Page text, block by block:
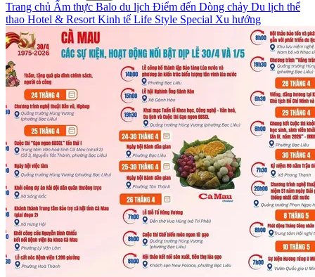
Trang chủ Ẩm thực Balo du lịch Điểm đến Dòng chảy Du lịch thể
thao Hotel & Resort Kinh tế Life Style Special Xu hướng